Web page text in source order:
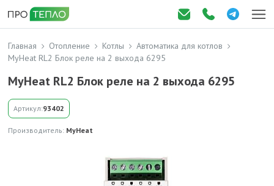
Главная Отопление Котлы
Автоматика для котлов
MyHeat RL2 Блок реле на 2 выхода 6295
MyHeat RL2 Блок реле на 2 выхода 6295
Артикул:93402
Производитель: MyHeat